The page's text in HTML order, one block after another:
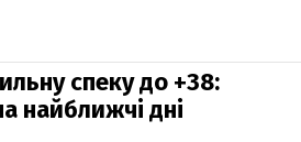
спеку до +38:
найближчі дні